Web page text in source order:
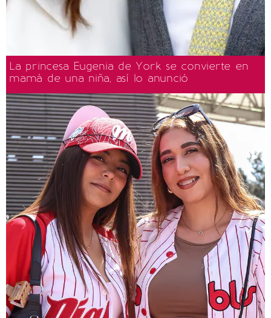
La princesa Eugenia de York se convierte en
mamá de una niña, así lo anunció